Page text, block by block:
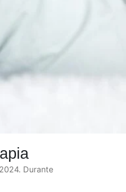
Durante